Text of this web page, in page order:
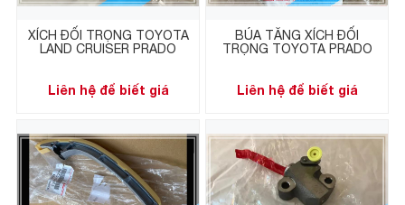
XÍCH ĐỐI TRỌNG TOYOTA
LAND CRUISER PRADO
Liên hệ để biết giá
BÚA TĂNG XÍCH ĐỐI
TRỌNG TOYOTA PRADO
Liên hệ để biết giá